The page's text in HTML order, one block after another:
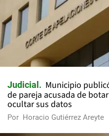
Judicial
Municipio
de pareja acusada de
ocultar sus datos
Por Horacio Gutiérrez Areyte